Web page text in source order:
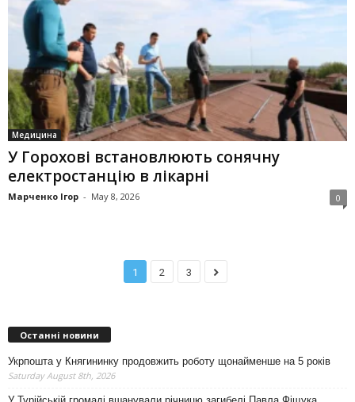
Медицина
У Горохові встановлюють сонячну
електростанцію в лікарні
Марченко Ігор - May 8, 2026 0
1 2 3
Останні новини
Укрпошта у Княгининку продовжить роботу щонайменше на 5 років
Saturday August 8th, 2026